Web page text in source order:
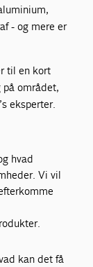
- og mere er
til en kort
området,
eksperter.
hvad
Vi vil
kan det få